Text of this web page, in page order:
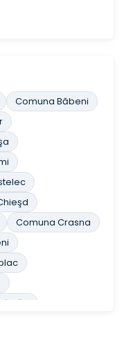
Comuna Băbeni
Comuna Crasna